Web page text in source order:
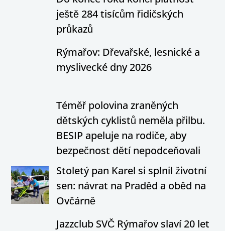
ještě 284 tisícům řidičských
průkazů
Rýmařov: Dřevařské, lesnické a
myslivecké dny 2026
Téměř polovina zraněných
dětských cyklistů neměla přilbu.
BESIP apeluje na rodiče, aby
bezpečnost dětí nepodceňovali
Stoletý pan Karel si splnil životní
sen: návrat na Praděd a oběd na
Ovčárně
Jazzclub SVČ Rýmařov slaví 20 let